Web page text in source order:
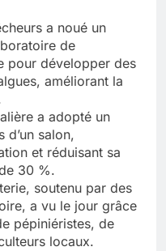
a noué un
de
pour développer des
améliorant la
a adopté un
d’un salon,
et réduisant sa
30 %.
soutenu par des
a vu le jour grâce
pépiniéristes, de
locaux.